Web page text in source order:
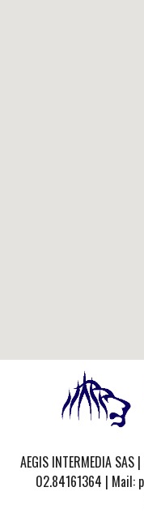
AEGIS INTERMEDIA
02.84161364 | Mail: